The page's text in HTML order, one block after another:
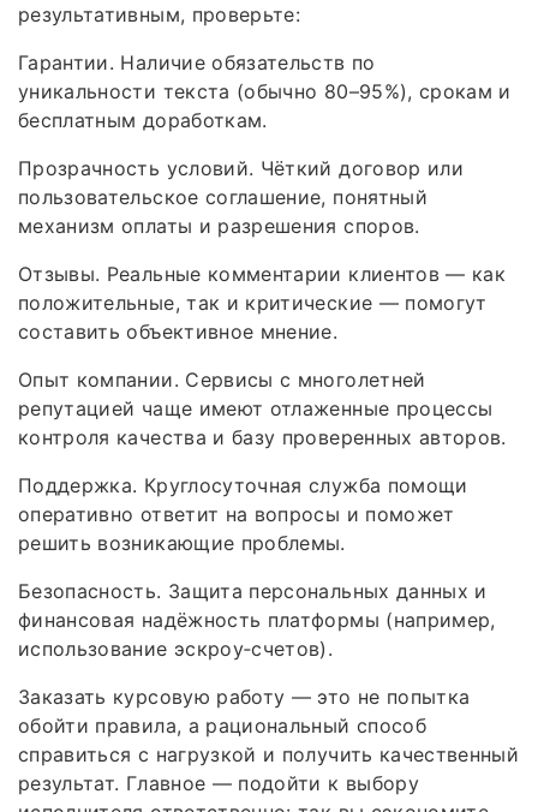
результативным, проверьте:
Гарантии. Наличие обязательств по
уникальности текста (обычно 80–95%), срокам и
бесплатным доработкам.
Прозрачность условий. Чёткий договор или
пользовательское соглашение, понятный
механизм оплаты и разрешения споров.
Отзывы. Реальные комментарии клиентов — как
положительные, так и критические — помогут
составить объективное мнение.
Опыт компании. Сервисы с многолетней
репутацией чаще имеют отлаженные процессы
контроля качества и базу проверенных авторов.
Поддержка. Круглосуточная служба помощи
оперативно ответит на вопросы и поможет
решить возникающие проблемы.
Безопасность. Защита персональных данных и
финансовая надёжность платформы (например,
использование эскроу‑счетов).
Заказать курсовую работу — это не попытка
обойти правила, а рациональный способ
справиться с нагрузкой и получить качественный
результат. Главное — подойти к выбору